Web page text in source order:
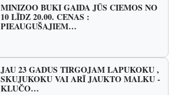
MINIZOO BUKI GAIDA JŪS CIEMOS NO
10 LĪDZ 20.00. CENAS :
PIEAUGUŠAJIEM…
JAU 23 GADUS TIRGOJAM LAPUKOKU ,
SKUJUKOKU VAI ARĪ JAUKTO MALKU -
KLUČO…